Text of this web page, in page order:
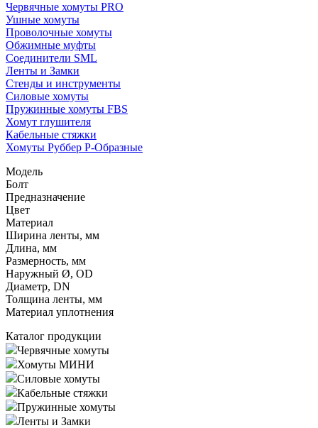
Червячные хомуты PRO
Ушные хомуты
Проволочные хомуты
Обжимные муфты
Соединители SML
Ленты и Замки
Стенды и инструменты
Силовые хомуты
Пружинные хомуты FBS
Хомут глушителя
Кабельные стяжки
Хомуты Руббер Р-Образные
Модель
Болт
Предназначение
Цвет
Материал
Ширина ленты, мм
Длина, мм
Размерность, мм
Наружный Ø, OD
Диаметр, DN
Толщина ленты, мм
Материал уплотнения
Каталог продукции
Червячные хомуты
Хомуты МИНИ
Силовые хомуты
Кабельные стяжки
Пружинные хомуты
Ленты и Замки